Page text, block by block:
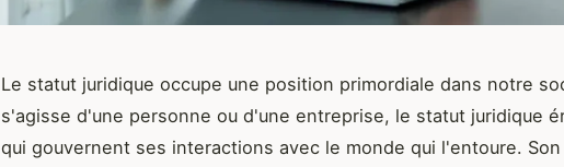
Le statut juridique occupe une position primordiale dans notre
s'agisse d'une personne ou d'une entreprise, le statut juridique
qui gouvernent ses interactions avec le monde qui l'entoure.